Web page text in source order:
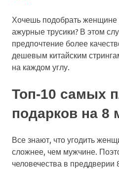
Хочешь подобрать женщине
ажурные трусики? В этом
предпочтение более
дешевым китайским
на каждом углу.
Топ-10 самых
подарков на 8
Все знают, что угодить
сложнее, чем мужчине.
человечества в преддверии